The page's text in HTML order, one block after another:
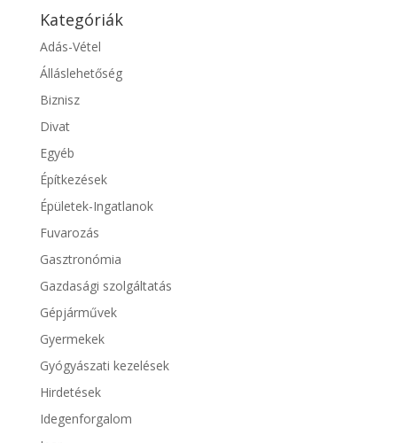
Kategóriák
Adás-Vétel
Álláslehetőség
Biznisz
Divat
Egyéb
Építkezések
Épületek-Ingatlanok
Fuvarozás
Gasztronómia
Gazdasági szolgáltatás
Gépjárművek
Gyermekek
Gyógyászati kezelések
Hirdetések
Idegenforgalom